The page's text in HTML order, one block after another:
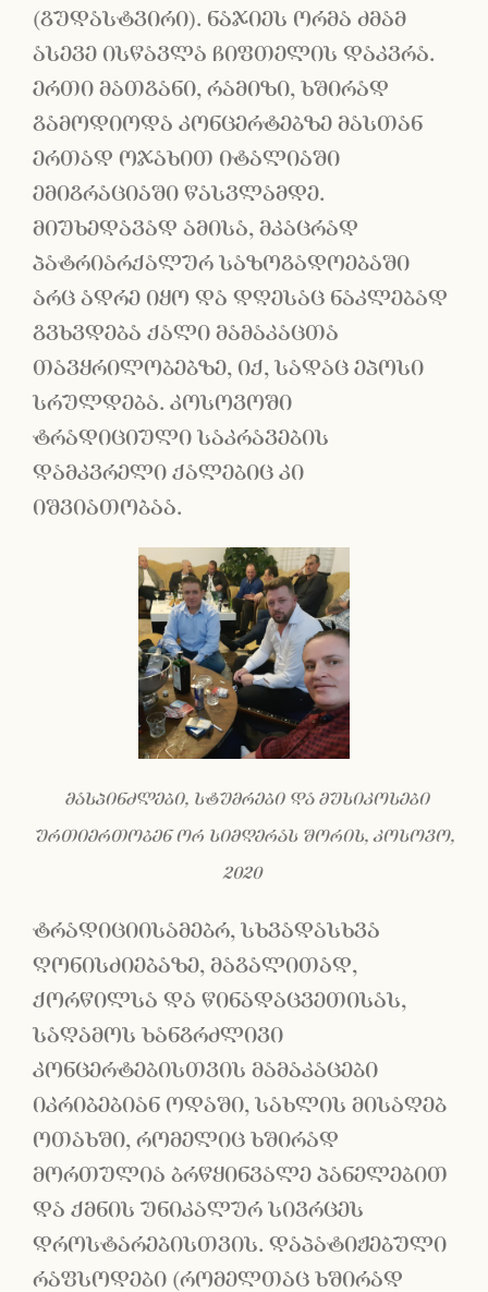
(გუდასტვირი). ნაჯიეს ორმა ძმამ
ასევე ისწავლა ჩიფთელის დაკვრა.
ერთი მათგანი, რამიზი, ხშირად
გამოდიოდა კონცერტებზე მასთან
ერთად ოჯახით იტალიაში
ემიგრაციაში წასვლამდე.
მიუხედავად ამისა, მკაცრად
პატრიარქალურ საზოგადოებაში
არც ადრე იყო და დღესაც ნაკლებად
გვხვდება ქალი მამაკაცთა
თავყრილობებზე, იქ, სადაც ეპოსი
სრულდება. კოსოვოში
ტრადიციული საკრავების
დამკვრელი ქალებიც კი
იშვიათობაა.
მასპინძლები, სტუმრები და მუსიკოსები
ურთიერთობენ ორ სიმღერას შორის, კოსოვო,
2020
ტრადიციისამებრ, სხვადასხვა
ღონისძიებაზე, მაგალითად,
ქორწილსა და წინადაცვეთისას,
საღამოს ხანგრძლივი
კონცერტებისთვის მამაკაცები
იკრიბებიან ოდაში, სახლის მისაღებ
ოთახში, რომელიც ხშირად
მორთულია ბრწყინვალე პანელებით
და ქმნის უნიკალურ სივრცეს
დროსტარებისთვის. დაპატიჟებული
რაფსოდები (რომელთაც ხშირად